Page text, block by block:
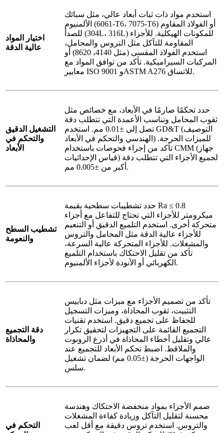
اختيار المواد
عالية الدقة
استخدم مواد ذات ثبات أبعاد عالي، مثل سبائك
الألمنيوم (6061-T6، 7075-T6) أو الفولاذ المقاوم
للصدأ (304L، 316L) للمكونات الهيكلية. للأجزاء
المقاومة للتآكل مثل التروس والمحامل،
استخدم الفولاذ المقسى (مثل 4140، 8620) أو
المركبات السيراميكية. تأكد من توافق المواد مع
معايير ISO 9001 وASTM A276 للاتساق.
التشغيل الدقيق
والتحكم في
الأبعاد
حدد تحكمًا صارمًا في الأبعاد، مع خصائص مثل
ثقوب المحامل وتناسب الأعمدة التي تتطلب دقة
تصل إلى ±0.01 مم. استخدم GD&T (التوصيف
الهندسي والتحكم في الأبعاد) للميزات الحرجة.
تأكد من إجراء فحوصات باستخدام CMM (جهاز
قياس الإحداثيات) لجميع الأجزاء التي تتطلب دقة
أكبر من ±0.005 مم.
تشطيب السطح
والنعومة
حدد تشطيبات سطحية بقيمة Ra ≤ 0.8
ميكرومتر للأجزاء التي تحتاج للتفاعل مع أجزاء
متحركة أخرى. استخدم التلميع الدقيق أو التنعيم
للأجزاء عالية الدقة مثل المحامل والتروس
والمشغلات. للأجزاء المتحركة عالية السرعة،
تأكد من تقليل الاحتكاك باستخدام التلميع
الكهربائي أو الأنودة لأجزاء الألمنيوم.
دقة التجميع
والمحاذاة
تأكد من تصميم الأجزاء مع ميزات مثل دبابيس
التثبيت، ثقوب المحاذاة، وميزات التسجيل
للحفاظ على تجميع دقيق. استخدم تقنيات
التجميع القائمة على التجهيزات لتحقيق تكرار
عالي وتقليل أخطاء المحاذاة في أذرع الروبوت
والملاقط. اضبط تحكم الأبعاد للتجميع عند
الواجهات الحرجة (±0.05 مم) لضمان تشغيل
سلس.
التحكم في
صمم الأجزاء بمواد منخفضة الاحتكاك وهندسة
محسنة لتقليل التآكل وزيادة كفاءة المشغلات
والتروس. استخدم تروس دقيقة مع أقل لعب